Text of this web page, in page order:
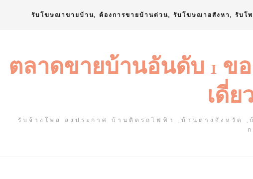
รับโฆษณาขายบ้าน, ต้องการขายบ้านด่วน, รับโฆษณาอสังหา, รับโ
ตลาดขายบ้านอันดับ 1 ข
เดี่
รับจ้างโพส ลงประกาศ บ้านติดรถไฟฟ้า ,บ้านต่างจังหวัด